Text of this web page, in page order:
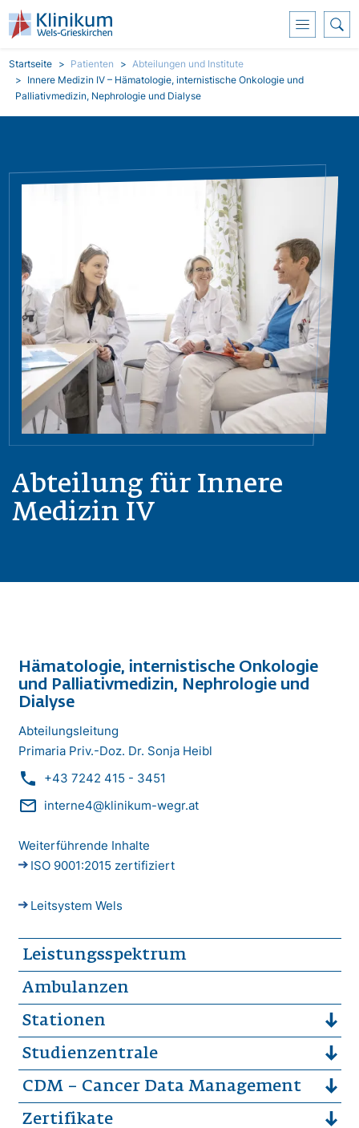
Direkt zum Inhalt
Pfadnavigation
Startseite Patienten
Abteilungen und Institute
Innere Medizin IV – Hämatologie, internistische Onkologie und
Palliativmedizin, Nephrologie und Dialyse
Abteilung für Innere
Medizin IV
Bild
Hämatologie, internistische Onkologie
und Palliativmedizin, Nephrologie und
Dialyse
Abteilungsleitung
Primaria Priv.-Doz. Dr. Sonja Heibl
phone +43 7242 415 - 3451
mail_outline interne4@klinikum-wegr.at
Weiterführende Inhalte
ISO 9001:2015 zertifiziert
Leitsystem Wels
Leistungsspektrum
Ambulanzen
Stationen
Studienzentrale
CDM – Cancer Data Management
Zertifikate